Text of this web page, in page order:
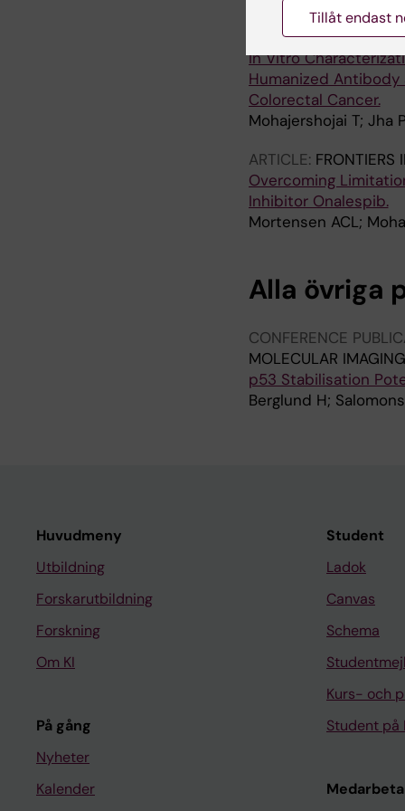
ARTICLE:FRONTIERS
In Vitro
Humanized
Colorectal Cancer.
Mohajershojai T; Jha
ARTICLE: FRONTIERS
Overcoming
Inhibitor Onalespib.
Mortensen ACL;
Alla övriga
CONFERENCE
MOLECULAR
p53 Stabilisation
Berglund H;
Huvudmeny
Utbildning
Forskarutbildning
Forskning
Om KI
På gång
Nyheter
Kalender
Student
Ladok
Canvas
Schema
Kurs- och
Student på
Tillåt endast